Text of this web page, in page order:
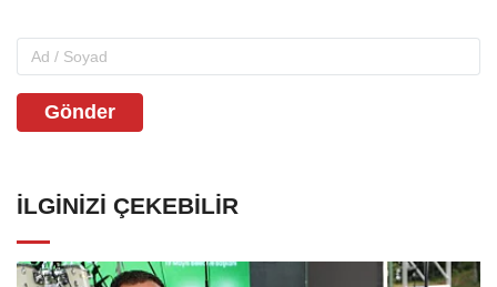
Gönder
İLGINIZI ÇEKEBILIR